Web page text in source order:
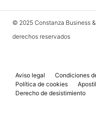
© 2025 Constanza Business
derechos reservados
Aviso legal Condiciones
Política de cookies
Derecho de desistimiento